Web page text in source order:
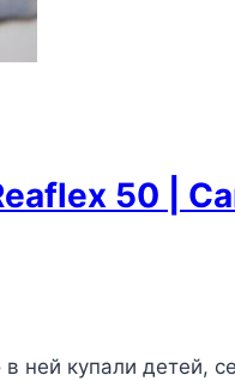
50 |
ней купали детей,